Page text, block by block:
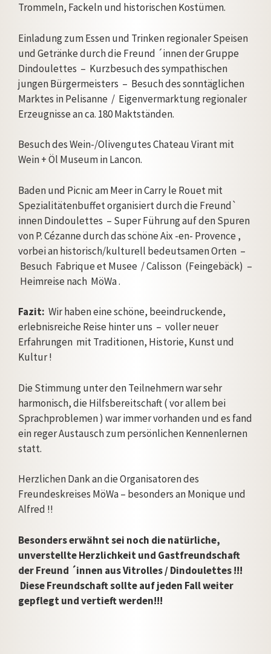
Trommeln, Fackeln und historischen Kostümen.
Einladung zum Essen und Trinken regionaler Speisen
und Getränke durch die Freund ´innen der Gruppe
Dindoulettes – Kurzbesuch des sympathischen
jungen Bürgermeisters – Besuch des sonntäglichen
Marktes in Pelisanne / Eigenvermarktung regionaler
Erzeugnisse an ca. 180 Maktständen.
Besuch des Wein-/Olivengutes Chateau Virant mit
Wein + Öl Museum in Lancon.
Baden und Picnic am Meer in Carry le Rouet mit
Spezialitätenbuffet organisiert durch die Freund`
innen Dindoulettes – Super Führung auf den Spuren
von P. Cézanne durch das schöne Aix -en- Provence ,
vorbei an historisch/kulturell bedeutsamen Orten –
Besuch Fabrique et Musee / Calisson (Feingebäck) –
Heimreise nach MöWa .
Fazit: Wir haben eine schöne, beeindruckende,
erlebnisreiche Reise hinter uns – voller neuer
Erfahrungen mit Traditionen, Historie, Kunst und
Kultur !
Die Stimmung unter den Teilnehmern war sehr
harmonisch, die Hilfsbereitschaft ( vor allem bei
Sprachproblemen ) war immer vorhanden und es fand
ein reger Austausch zum persönlichen Kennenlernen
statt.
Herzlichen Dank an die Organisatoren des
Freundeskreises MöWa – besonders an Monique und
Alfred !!
Besonders erwähnt sei noch die natürliche,
unverstellte Herzlichkeit und Gastfreundschaft
der Freund ´innen aus Vitrolles / Dindoulettes !!!
Diese Freundschaft sollte aufjeden Fall weiter
gepflegt und vertieft werden!!!